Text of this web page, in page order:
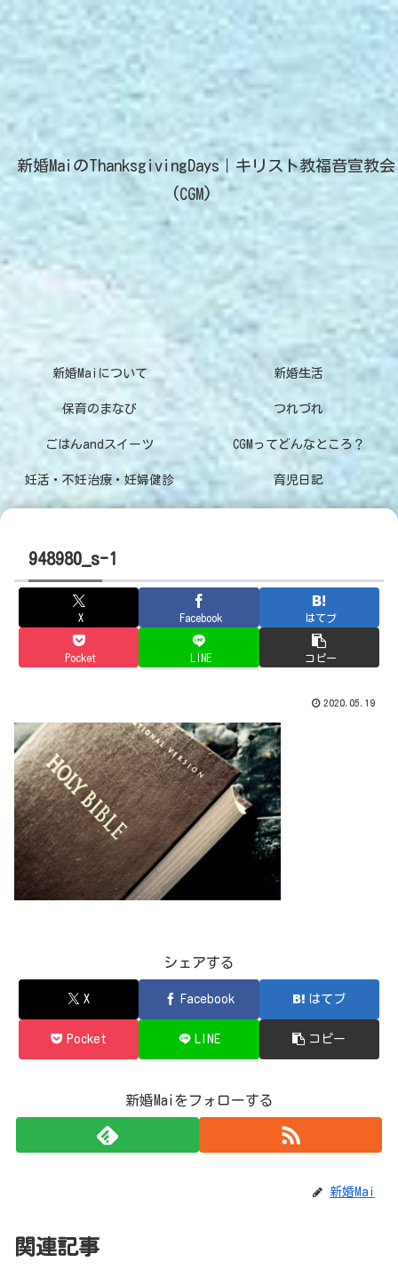
新婚MaiのThanksgivingDays｜キリスト教福音宣教会
(CGM)
新婚Maiについて 新婚生活
保育のまなび つれづれ
ごはんandスイーツ CGMってどんなところ？
妊活・不妊治療・妊婦健診 育児日記
948980_s-1
X Facebook はてブ
Pocket LINE コピー
2020.05.19
シェアする
X Facebook はてブ
Pocket LINE コピー
新婚Maiをフォローする
新婚Mai
関連記事